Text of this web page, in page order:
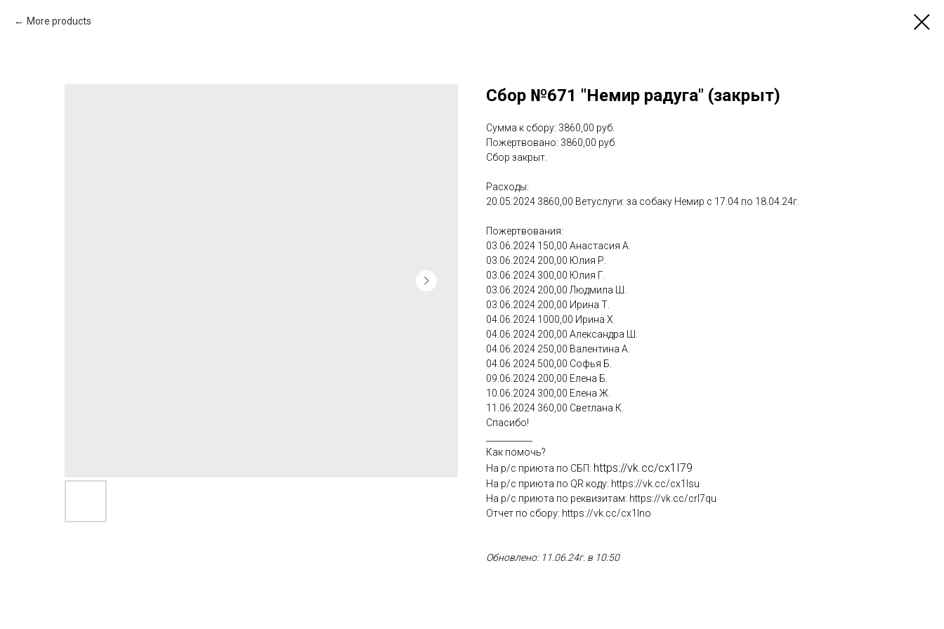
More products
Сбор №671 "Немир радуга" (закрыт)
Сумма к сбору: 3860,00 руб.
Пожертвовано: 3860,00 руб.
Сбор закрыт.
Расходы:
20.05.2024 3860,00 Ветуслуги: за собаку Немир с 17.04 по 18.04.24г.
Пожертвования:
03.06.2024 150,00 Анастасия А.
03.06.2024 200,00 Юлия Р.
03.06.2024 300,00 Юлия Г.
03.06.2024 200,00 Людмила Ш.
03.06.2024 200,00 Ирина Т.
04.06.2024 1000,00 Ирина Х.
04.06.2024 200,00 Александра Ш.
04.06.2024 250,00 Валентина А.
04.06.2024 500,00 Софья Б.
09.06.2024 200,00 Елена Б.
10.06.2024 300,00 Елена Ж.
11.06.2024 360,00 Светлана К.
Спасибо!
Как помочь?
На р/с приюта по СБП: https://vk.cc/cx1I79
На р/с приюта по QR коду: https://vk.cc/cx1Isu
На р/с приюта по реквизитам: https://vk.cc/crI7qu
Отчет по сбору: https://vk.cc/cx1Ino
Обновлено: 11.06.24г. в 10:50